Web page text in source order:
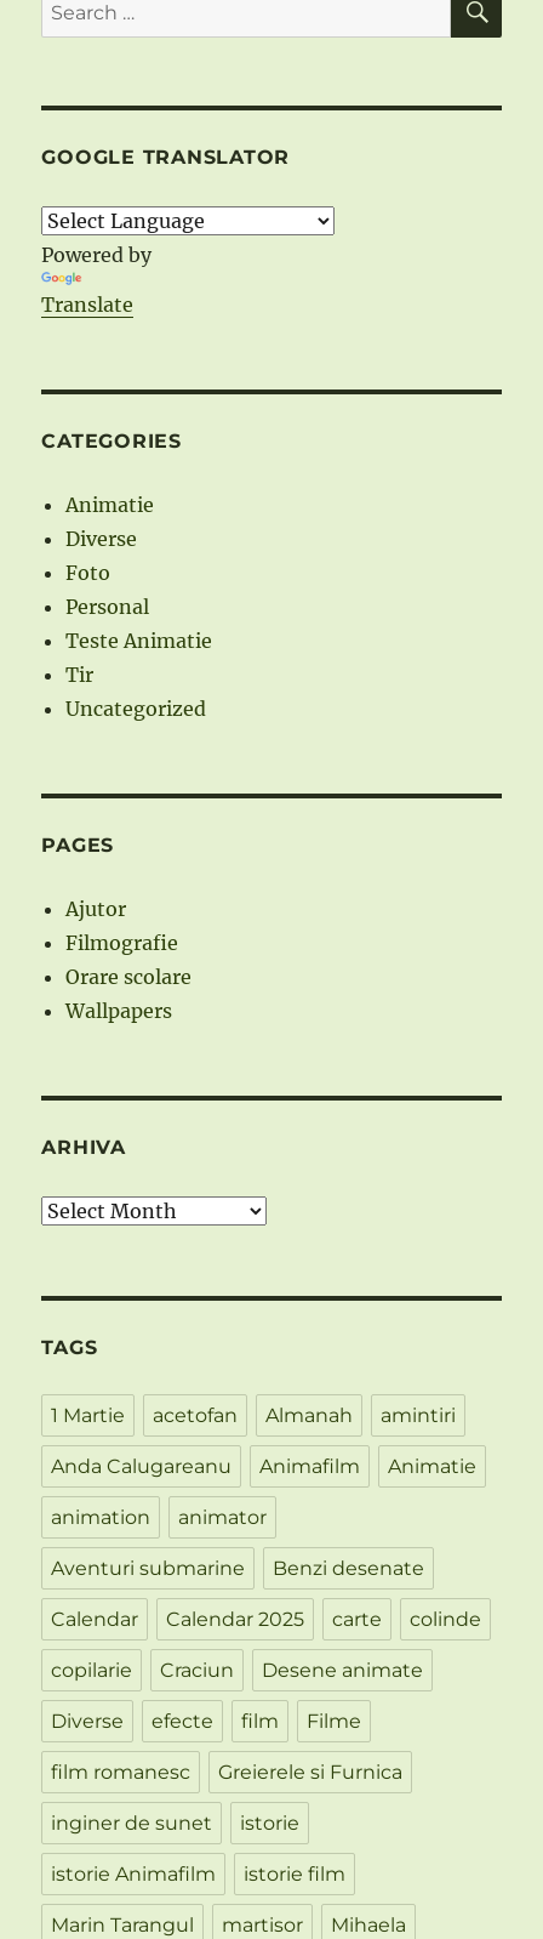
Steaua
for:
GOOGLE TRANSLATOR
Powered by
Translate
CATEGORIES
Animatie
Diverse
Foto
Personal
Teste Animatie
Tir
Uncategorized
PAGES
Ajutor
Filmografie
Orare scolare
Wallpapers
ARHIVA
Arhiva
TAGS
1 Martie acetofan Almanah amintiri
Anda Calugareanu Animafilm Animatie
animation animator
Aventuri submarine Benzi desenate
Calendar Calendar 2025 carte colinde
copilarie Craciun Desene animate
Diverse efecte film Filme
film romanesc Greierele si Furnica
inginer de sunet istorie
istorie Animafilm istorie film
Marin Tarangul martisor Mihaela